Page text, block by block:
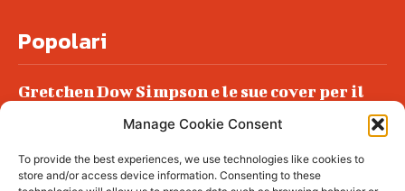
Manage Cookie Consent
To provide the best experiences, we use technologies like cookies to
store and/or access device information. Consenting to these
Popolari
Gretchen Dow Simpson e le sue cover per il
Podlech, il Cile lo ha condannato